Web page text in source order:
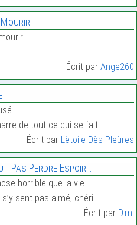
Mourir
Écrit par Ange260
de tout ce qui se fait…
Écrit par L'ètoile Dès Pleùres
Pas Perdre Espoir…
horrible que la vie
s’y sent pas aimé, chéri.…
Écrit par D.m.